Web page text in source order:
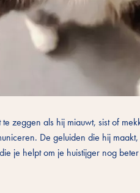
zeggen als hij miauwt, sist of
De geluiden die hij
je helpt om je huistijger nog